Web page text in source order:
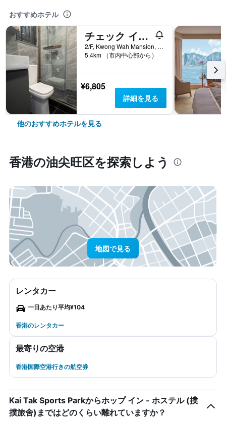
おすすめホテル
チェック イン HK
2/F, Kwong Wah Mansion, 269-273 Hennessy Road, 香港, 香港
5.4km （市内中心部から）
¥6,805
詳細を見る
他のおすすめホテルを見る
香港​の油尖旺区​を探索しよう
地図で見る
レンタカー
一日あたり平均¥104
香港のレンタカー
最寄りの空港
香港国際空港行きの航空券
Kai Tak Sports Parkからホップ イン - ホステル (撲
撲旅舍)まではどのくらい離れていますか？